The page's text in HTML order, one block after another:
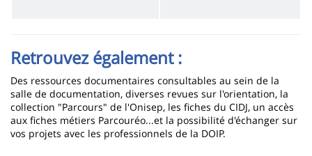
Retrouvez également :
Des ressources documentaires consultables au sein de la
salle de documentation, diverses revues sur l'orientation, la
collection "Parcours" de l'Onisep, les fiches du CIDJ, un accès
aux fiches métiers Parcouréo...et la possibilité d'échanger sur
vos projets avec les professionnels de la DOIP.